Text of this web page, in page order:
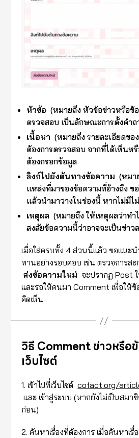
หัวข้อ (หมายถึง หัวข้อข่าวหรือข้
ตรวจสอบ เป็นลักษณะการตั้งคำถ
เนื้อหา (หมายถึง รายละเอียดข
ต้องการตรวจสอบ จากที่ได้เห็นห
ต้องกรอกข้อมูล
ลิงก์ไปยังต้นทางข้อความ (หมา
แหล่งที่มาของข้อความที่อ้างถึง ข
แล้วนำมาวางในช่องนี้ หากไม่มีไ
เหตุผล (หมายถึง ให้เหตุผลว่าท
สงสัยข้อความนี้ว่าอาจจะเป็นข่าว
เมื่อใส่ครบทั้ง 4 ส่วนนี้แล้ว ขอแนะน
ทานอย่างรอบคอบ เช่น ตรวจการส
ส่งข้อความใหม่ จะปรากฏ Post
และรอให้คนมา Comment เพื่อให้
คิดเห็น
วิธี Comment ข่าวหรือ
เว็บไซต์
1. เข้าไปที่เว็บไซต์cofact.org/
และ เข้าสู่ระบบ (หากยังไม่เป็นสมา
ก่อน)
2. ค้นหาเรื่องที่ต้องการ เมื่อค้นหาเ